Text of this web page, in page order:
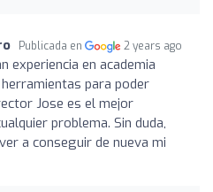
Publicada en 2 years ago
experiencia en academia
para poder
Jose es el mejor
problema. Sin duda,
a conseguir de nueva mi